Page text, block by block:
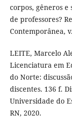
corpos, gêneros e
de professores?
Contemporânea,
LEITE, Marcelo
Licenciatura em
do Norte:
discentes. 136 f.
Universidade do
RN, 2020.